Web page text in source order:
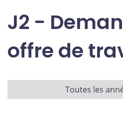
J2 -
offre de
Toutes les